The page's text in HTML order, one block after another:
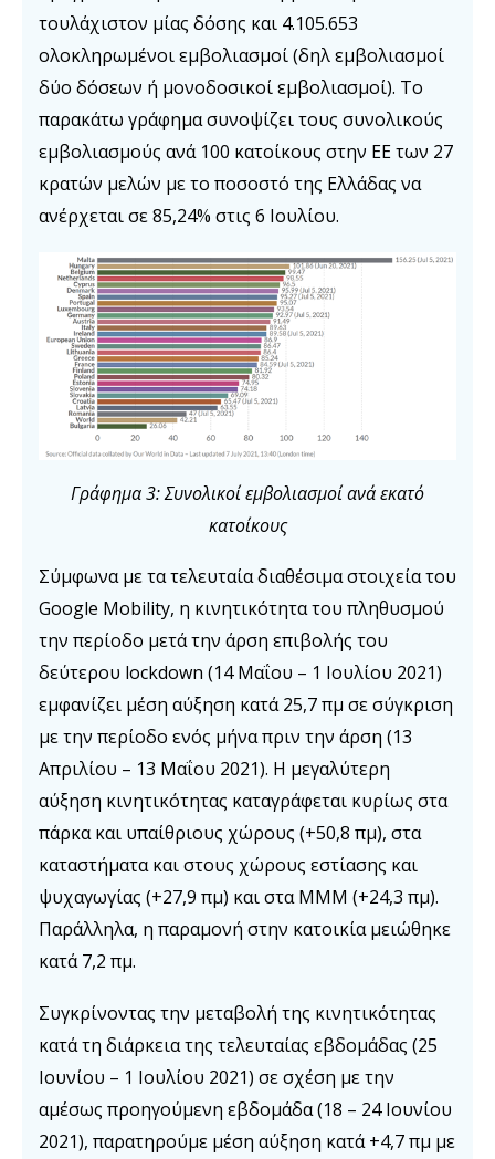
τουλάχιστον μίας δόσης και 4.105.653
ολοκληρωμένοι εμβολιασμοί (δηλ εμβολιασμοί
δύο δόσεων ή μονοδοσικοί εμβολιασμοί). Το
παρακάτω γράφημα συνοψίζει τους συνολικούς
εμβολιασμούς ανά 100 κατοίκους στην ΕΕ των 27
κρατών μελών με το ποσοστό της Ελλάδας να
ανέρχεται σε 85,24% στις 6 Ιουλίου.
Γράφημα 3: Συνολικοί εμβολιασμοί ανά εκατό
κατοίκους
Σύμφωνα με τα τελευταία διαθέσιμα στοιχεία του
Google Mobility, η κινητικότητα του πληθυσμού
την περίοδο μετά την άρση επιβολής του
δεύτερου lockdown (14 Μαΐου – 1 Ιουλίου 2021)
εμφανίζει μέση αύξηση κατά 25,7 πμ σε σύγκριση
με την περίοδο ενός μήνα πριν την άρση (13
Απριλίου – 13 Μαΐου 2021). Η μεγαλύτερη
αύξηση κινητικότητας καταγράφεται κυρίως στα
πάρκα και υπαίθριους χώρους (+50,8 πμ), στα
καταστήματα και στους χώρους εστίασης και
ψυχαγωγίας (+27,9 πμ) και στα ΜΜΜ (+24,3 πμ).
Παράλληλα, η παραμονή στην κατοικία μειώθηκε
κατά 7,2 πμ.
Συγκρίνοντας την μεταβολή της κινητικότητας
κατά τη διάρκεια της τελευταίας εβδομάδας (25
Ιουνίου – 1 Ιουλίου 2021) σε σχέση με την
αμέσως προηγούμενη εβδομάδα (18 – 24 Ιουνίου
2021), παρατηρούμε μέση αύξηση κατά +4,7 πμ με